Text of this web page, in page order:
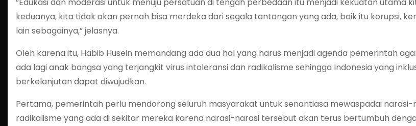
keduanya, kita tidak akan pernah bisa merdeka dari segala tantangan yang ada, baik itu korupsi,
lain sebagainya,” jelasnya.
Oleh karena itu, Habib Husein memandang ada dua hal yang harus menjadi agenda pemerintah
ada lagi anak bangsa yang terjangkit virus intoleransi dan radikalisme sehingga Indonesia yang
berkelanjutan dapat diwujudkan.
Pertama, pemerintah perlu mendorong seluruh masyarakat untuk senantiasa mewaspadai narasi-
radikalisme yang ada di sekitar mereka karena narasi-narasi tersebut akan terus bertumbuh